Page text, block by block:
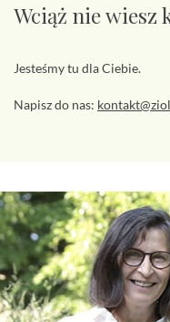
Wciąż nie wiesz
Jesteśmy tu dla Ciebie.
Napisz do nas: